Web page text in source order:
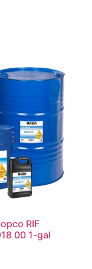
RIF
00 1-gal